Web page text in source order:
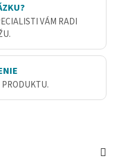
VÁM RADI